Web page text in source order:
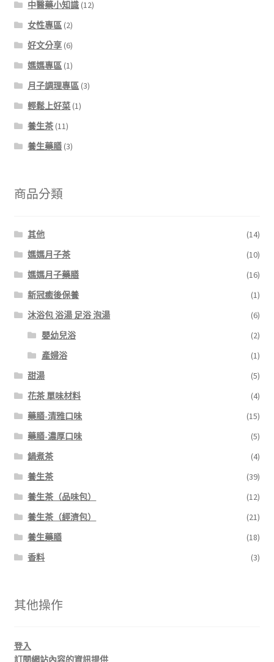
中醫藥小知識 (12)
女性專區 (2)
好文分享 (6)
媽媽專區 (1)
月子調理專區 (3)
輕鬆上好菜 (1)
養生茶 (11)
養生藥膳 (3)
商品分類
其他
(14)
媽媽月子茶
(10)
媽媽月子藥膳
(16)
新冠癒後保養
(1)
沐浴包 浴湯 足浴 泡湯
(6)
嬰幼兒浴
(2)
產婦浴
(1)
甜湯
(5)
花茶 單味材料
(4)
藥膳-清雅口味
(15)
藥膳-濃厚口味
(5)
鍋煮茶
(4)
養生茶
(39)
養生茶（品味包）
(12)
養生茶（經濟包）
(21)
養生藥膳
(18)
香料
(3)
其他操作
登入
訂閱網站內容的資訊提供